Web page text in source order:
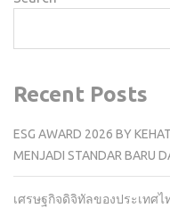
Recent Posts
ESG AWARD 2026 BY
MENJADI STANDAR BARU
เศรษฐกิจดิจิทัลของประเทศ